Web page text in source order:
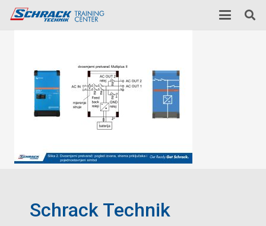
Schrack Technik